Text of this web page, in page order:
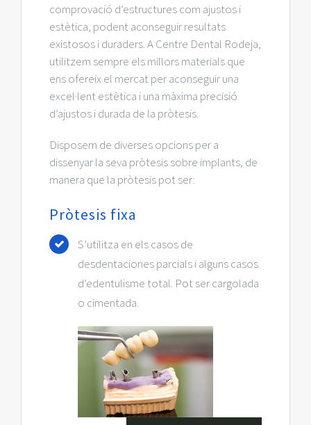
comprovació d’estructures com ajustos i
estètica, podent aconseguir resultats
existosos i duraders. A Centre Dental Rodeja,
utilitzem sempre els millors materials que
ens ofereix el mercat per aconseguir una
excel·lent estètica i una màxima precisió
d’ajustos i durada de la pròtesis.
Disposem de diverses opcions per a
dissenyar la seva pròtesis sobre implants, de
manera que la pròtesis pot ser:
Pròtesis fixa
S’utilitza en els casos de
desdentaciones parcials i alguns casos
d’edentulisme total. Pot ser cargolada
o cimentada.